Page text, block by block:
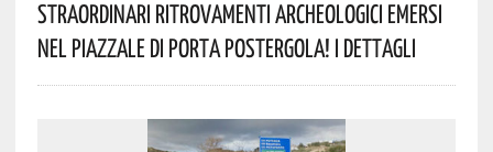
Straordinari Ritrovamenti Archeologici Emersi
Nel Piazzale Di Porta Postergola! I Dettagli